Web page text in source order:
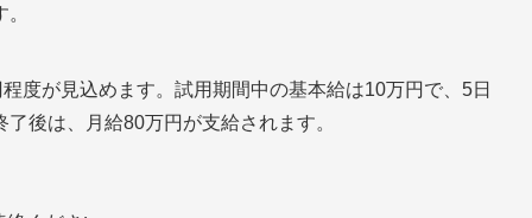
度が見込めます。試用期間中の基本給は10万円で、5日
後は、月給80万円が支給されます。